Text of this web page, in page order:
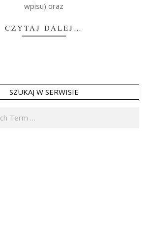
wpisu) oraz
CZYTAJ DALEJ…
SZUKAJ W SERWISIE